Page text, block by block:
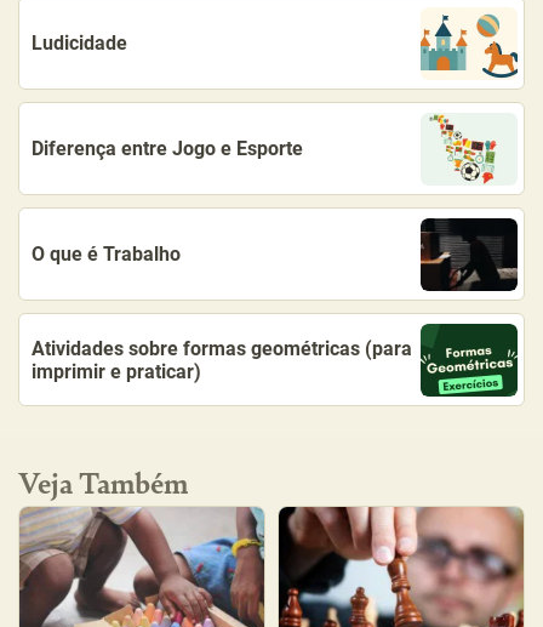
Ludicidade
Diferença entre Jogo e Esporte
O que é Trabalho
Atividades sobre formas geométricas (para
imprimir e praticar)
Veja Também